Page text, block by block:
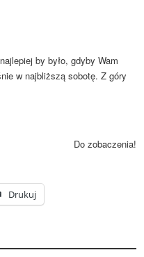
by było, gdyby Wam
w najbliższą sobotę. Z góry
Do zobaczenia!
Drukuj